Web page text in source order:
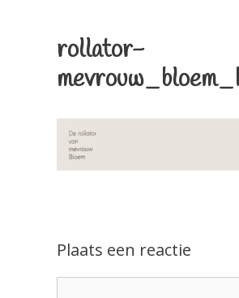
rollator-
Plaats een reactie